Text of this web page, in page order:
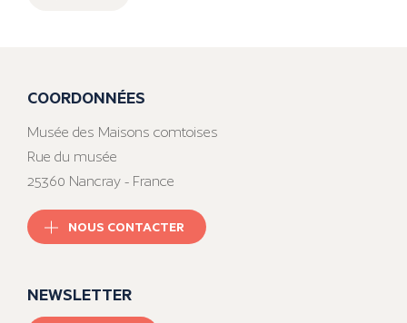
COORDONNÉES
Musée des Maisons comtoises
Rue du musée
25360 Nancray - France
NOUS CONTACTER
NEWSLETTER